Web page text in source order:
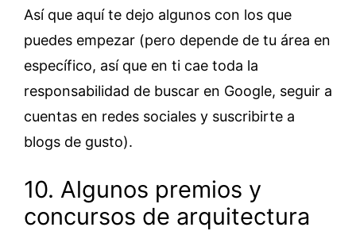
Así que aquí te dejo algunos con los que
puedes empezar (pero depende de tu área en
específico, así que en ti cae toda la
responsabilidad de buscar en Google, seguir a
cuentas en redes sociales y suscribirte a
blogs de gusto).
10. Algunos premios y
concursos de arquitectura